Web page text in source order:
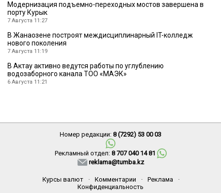
Модернизация подъемно-переходных мостов завершена в
порту Курык
7 Августа 11:27
В Жанаозене построят междисциплинарный IT-колледж
нового поколения
7 Августа 11:19
В Актау активно ведутся работы по углублению
водозаборного канала ТОО «МАЭК»
6 Августа 11:21
Номер редакции: 8 (7292) 53 00 03
Рекламный отдел: 8 707 040 14 81
reklama@tumba.kz
Курсы валют · Комментарии · Реклама
·
Конфиденциальность